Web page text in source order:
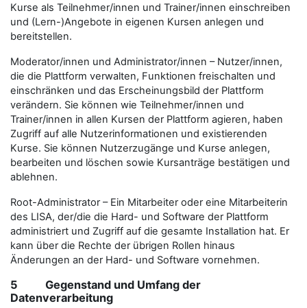
Kurse als Teilnehmer/innen und Trainer/innen einschreiben
und (Lern-)Angebote in eigenen Kursen anlegen und
bereitstellen.
Moderator/innen und Administrator/innen – Nutzer/innen,
die die Plattform verwalten, Funktionen freischalten und
einschränken und das Erscheinungsbild der Plattform
verändern. Sie können wie Teilnehmer/innen und
Trainer/innen in allen Kursen der Plattform agieren, haben
Zugriff auf alle Nutzerinformationen und existierenden
Kurse. Sie können Nutzerzugänge und Kurse anlegen,
bearbeiten und löschen sowie Kursanträge bestätigen und
ablehnen.
Root-Administrator – Ein Mitarbeiter oder eine Mitarbeiterin
des LISA, der/die die Hard- und Software der Plattform
administriert und Zugriff auf die gesamte Installation hat. Er
kann über die Rechte der übrigen Rollen hinaus
Änderungen an der Hard- und Software vornehmen.
5 Gegenstand und Umfang der
Datenverarbeitung